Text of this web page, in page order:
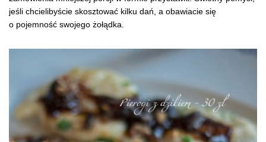
jeśli chcielibyście skosztować kilku dań, a obawiacie się
o pojemność swojego żołądka.